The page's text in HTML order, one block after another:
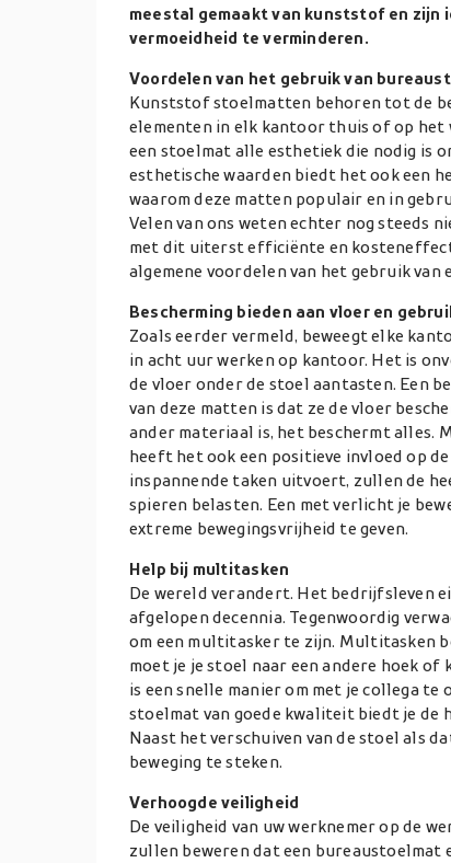
meestal gemaakt van kunststof en zijn
vermoeidheid te verminderen.
Voordelen van het gebruik van
Kunststof stoelmatten behoren tot de
elementen in elk kantoor thuis of op
een stoelmat alle esthetiek die nodig is
esthetische waarden biedt het ook een
waarom deze matten populair en in
Velen van ons weten echter nog steeds
met dit uiterst efficiënte en
algemene voordelen van het gebruik van
Bescherming bieden aan vloer en
Zoals eerder vermeld, beweegt elke
in acht uur werken op kantoor. Het is
de vloer onder de stoel aantasten. Een
van deze matten is dat ze de vloer
ander materiaal is, het beschermt alles.
heeft het ook een positieve invloed op
inspannende taken uitvoert, zullen de
spieren belasten. Een met verlicht je
extreme bewegingsvrijheid te geven.
Help bij multitasken
De wereld verandert. Het bedrijfsleven
afgelopen decennia. Tegenwoordig
om een multitasker te zijn. Multitasken
moet je je stoel naar een andere hoek of
is een snelle manier om met je collega te
stoelmat van goede kwaliteit biedt je de
Naast het verschuiven van de stoel als
beweging te steken.
Verhoogde veiligheid
De veiligheid van uw werknemer op de
zullen beweren dat een bureaustoelmat